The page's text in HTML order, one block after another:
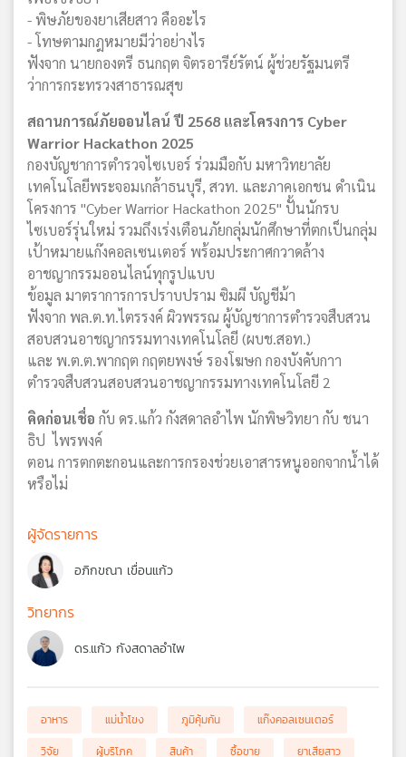
- พิษภัยของยาเสียสาว คืออะไร
- โทษตามกฎหมายมีว่าอย่างไร
ฟังจาก นายกองตรี ธนกฤต จิตรอารีย์รัตน์ ผู้ช่วยรัฐมนตรี
ว่าการกระทรวงสาธารณสุข
สถานการณ์ภัยออนไลน์ ปี 2568 และโครงการ Cyber
Warrior Hackathon 2025
กองบัญชาการตำรวจไซเบอร์ ร่วมมือกับ มหาวิทยาลัย
เทคโนโลยีพระจอมเกล้าธนบุรี, สวท. และภาคเอกชน ดำเนิน
โครงการ "Cyber Warrior Hackathon 2025" ปั้นนักรบ
ไซเบอร์รุ่นใหม่ รวมถึงเร่งเตือนภัยกลุ่มนักศึกษาที่ตกเป็นกลุ่ม
เป้าหมายแก๊งคอลเซนเตอร์ พร้อมประกาศกวาดล้าง
อาชญากรรมออนไลน์ทุกรูปแบบ
ข้อมูล มาตราการการปราบปราม ซิมผี บัญชีม้า
ฟังจาก พล.ต.ท.ไตรรงค์ ผิวพรรณ ผู้บัญชาการตำรวจสืบสวน
สอบสวนอาชญากรรมทางเทคโนโลยี (ผบช.สอท.)
และ พ.ต.ต.พากฤต กฤตยพงษ์ รองโฆษก กองบังคับกาา
ตำรวจสืบสวนสอบสวนอาชญากรรมทางเทคโนโลยี 2
คิดก่อนเชื่อ กับ ดร.แก้ว กังสดาลอำไพ นักพิษวิทยา กับ ชนา
ธิป ไพรพงค์
ตอน การตกตะกอนและการกรองช่วยเอาสารหนูออกจากน้ำได้
หรือไม่
ผู้จัดรายการ
อภิกขณา เขื่อนแก้ว
วิทยากร
ดร.แก้ว กังสดาลอำไพ
อาหาร แม่น้ำโขง ภูมิคุ้มกัน
แก๊งคอลเซนเตอร์
วิจัย
ผู้บริโภค สินค้า ซื้อขาย
ยาเสียสาว